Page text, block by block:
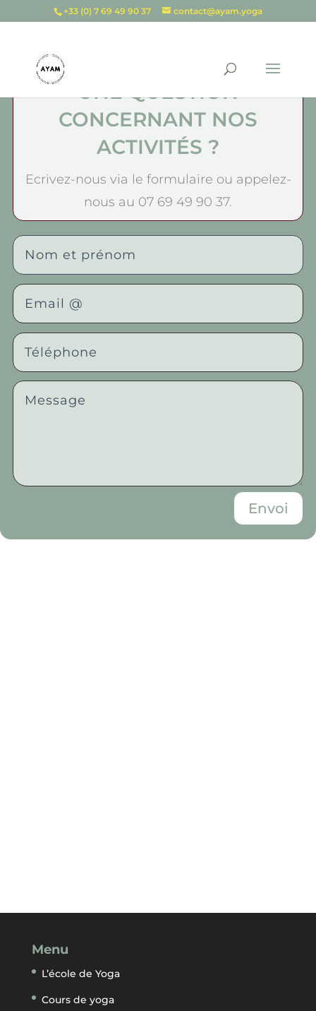
+33 (0) 7 69 49 90 37 contact@ayam.yoga
UNE QUESTION
CONCERNANT NOS
ACTIVITÉS ?
Ecrivez-nous via le formulaire ou appelez-
nous au 07 69 49 90 37.
Envoi
Menu
L’école de Yoga
Cours de yoga